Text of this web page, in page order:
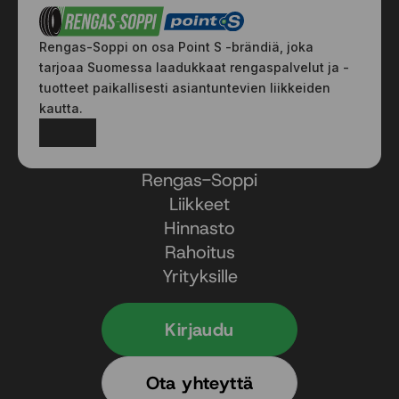
Rengas-Soppi on osa Point S -brändiä, joka
tarjoaa Suomessa laadukkaat rengaspalvelut ja -
tuotteet paikallisesti asiantuntevien liikkeiden
kautta.
Rengas-Soppi
Liikkeet
Hinnasto
Rahoitus
Yrityksille
Kirjaudu
Ota yhteyttä